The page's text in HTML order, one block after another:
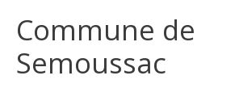
Commune de
Semoussac